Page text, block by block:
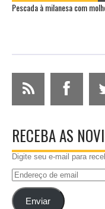
Pescada à milanesa com
RECEBA AS
Digite seu e-mail para
Endereço
emailEnviar